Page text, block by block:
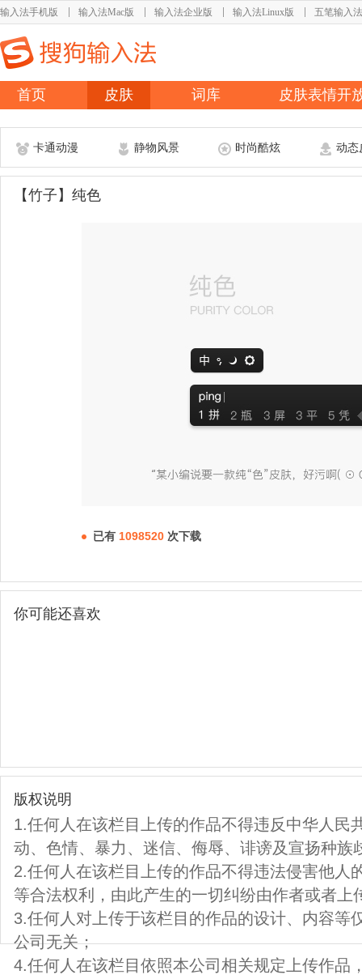
输入法手机版 输入法Mac版 输入法企业版 输入法Linux版 五笔输入法
首页 皮肤 词库 皮肤表情开
卡通动漫 静物风景 时尚酷炫 动态
【竹子】纯色
已有 1098520 次下载
你可能还喜欢
版权说明
1.任何人在该栏目上传的作品不得违反中华人民
动、色情、暴力、迷信、侮辱、诽谤及宣扬种族
2.任何人在该栏目上传的作品不得违法侵害他人
等合法权利，由此产生的一切纠纷由作者或者上
3.任何人对上传于该栏目的作品的设计、内容等
公司无关；
4.任何人在该栏目依照本公司相关规定上传作品